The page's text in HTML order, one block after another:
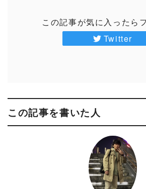
この記事が気に入ったら
Twitter
この記事を書いた人